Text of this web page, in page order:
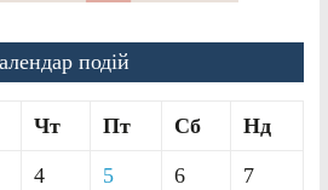
подій
Чт Пт Сб Нд
4 5 6 7